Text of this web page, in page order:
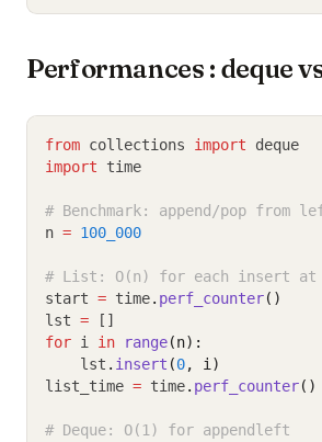
Performances : deque
from collections import deque
import time
# Benchmark: append/pop from
n = 100_000
# List: O(n) for each insert at
start = time. perf_counter()
lst = []
for i in range(n):
    lst
. insert (0, i)
list_time = time. perf_counter()
# Deque: O(1) for appendleft